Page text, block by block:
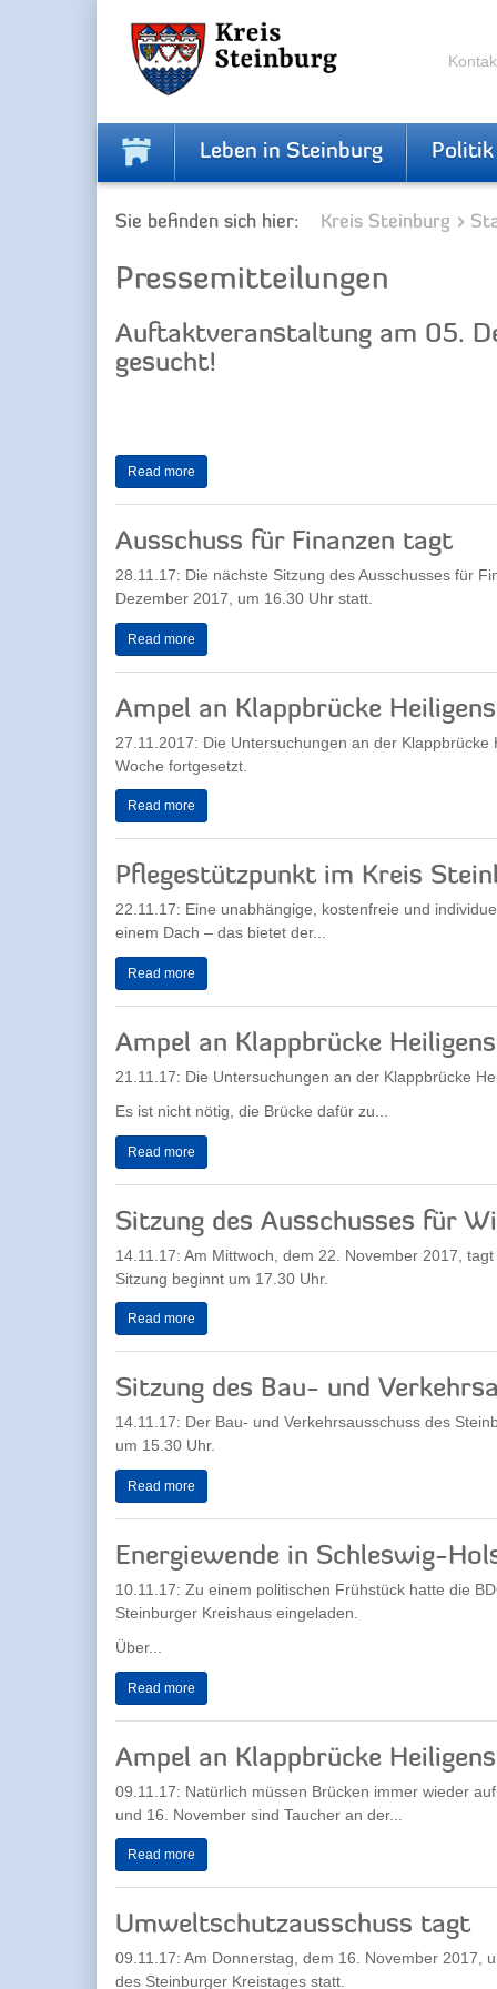
Leben in Steinburg Politik
Sie befinden sich hier: Kreis Steinburg
Pressemitteilungen
Auftaktveranstaltung am 05.
gesucht!
Read more
Ausschuss für Finanzen tagt
28.11.17: Die nächste Sitzung des Ausschusses für
Dezember 2017, um 16.30 Uhr statt.
Read more
Ampel an Klappbrücke
27.11.2017: Die Untersuchungen an der
Woche fortgesetzt.
Read more
Pflegestützpunkt im Kreis
22.11.17: Eine unabhängige, kostenfreie und
einem Dach – das bietet der...
Read more
Ampel an Klappbrücke
21.11.17: Die Untersuchungen an der Klappbrücke
Es ist nicht nötig, die Brücke dafür zu...
Read more
Sitzung des Ausschusses für
14.11.17: Am Mittwoch, dem 22. November 2017,
Sitzung beginnt um 17.30 Uhr.
Read more
Sitzung des Bau- und
14.11.17: Der Bau- und Verkehrsausschuss des
um 15.30 Uhr.
Read more
Energiewende in Schleswig-
10.11.17: Zu einem politischen Frühstück hatte die
Steinburger Kreishaus eingeladen.
Über...
Read more
Ampel an Klappbrücke
09.11.17: Natürlich müssen Brücken immer wieder
und 16. November sind Taucher an der...
Read more
Umweltschutzausschuss tagt
09.11.17: Am Donnerstag, dem 16. November 2017,
des Steinburger Kreistages statt.